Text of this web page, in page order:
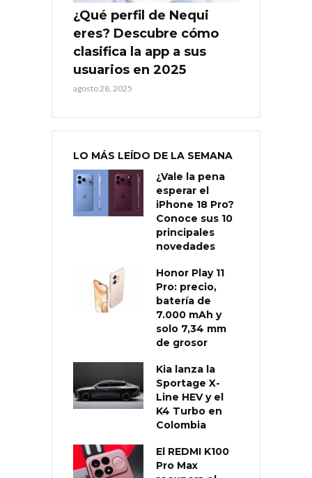
¿Qué perfil de Nequi
eres? Descubre cómo
clasifica la app a sus
usuarios en 2025
agosto 28, 2025
LO MÁS LEÍDO DE LA SEMANA
¿Vale la pena
esperar el
iPhone 18 Pro?
Conoce sus 10
principales
novedades
Honor Play 11
Pro: precio,
batería de
7.000 mAh y
solo 7,34 mm
de grosor
Kia lanza la
Sportage X-
Line HEV y el
K4 Turbo en
Colombia
El REDMI K100
Pro Max